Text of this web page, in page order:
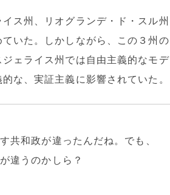
ス州、リオグランデ・ド・スル州
いた。しかしながら、この３州の
ェライス州では自由主義的なモデ
な、実証主義に影響されていた。
共和政が違ったんだね。でも、
違うのかしら？